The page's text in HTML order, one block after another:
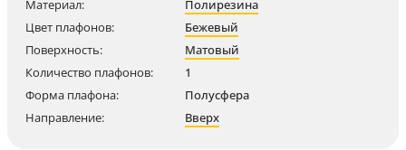
Материал:
Полирезина
Цвет плафонов:
Бежевый
Поверхность:
Матовый
Количество плафонов:
1
Форма плафона:
Полусфера
Направление:
Вверх